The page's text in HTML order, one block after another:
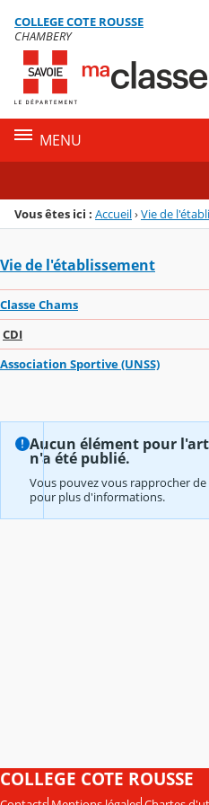
Menu de la rubrique
Contenu
COLLEGE COTE ROUSSE
CHAMBERY
MENU
Vous êtes ici : Accueil›Vie de
Vie de l'établissement
Classe Chams
CDI
Association Sportive (UNSS)
Aucun élément pour
n'a été publié.
Vous pouvez vous rapprocher
pour plus d'informations.
COLLEGE COTE ROUSSE